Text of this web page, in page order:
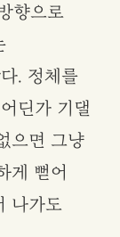
향으로
. 정체를
딘가 기댈
으면 그냥
게 뻗어
나가도